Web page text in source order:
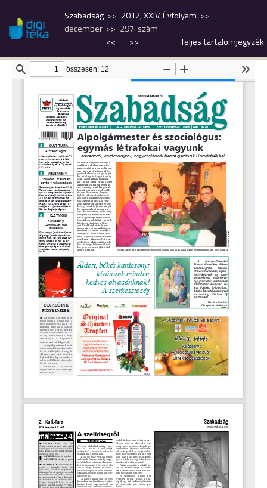
Szabadság
2012, XXIV. Évfolyam
december
297. szám
<<
>> Teljes tartalomjegyzék